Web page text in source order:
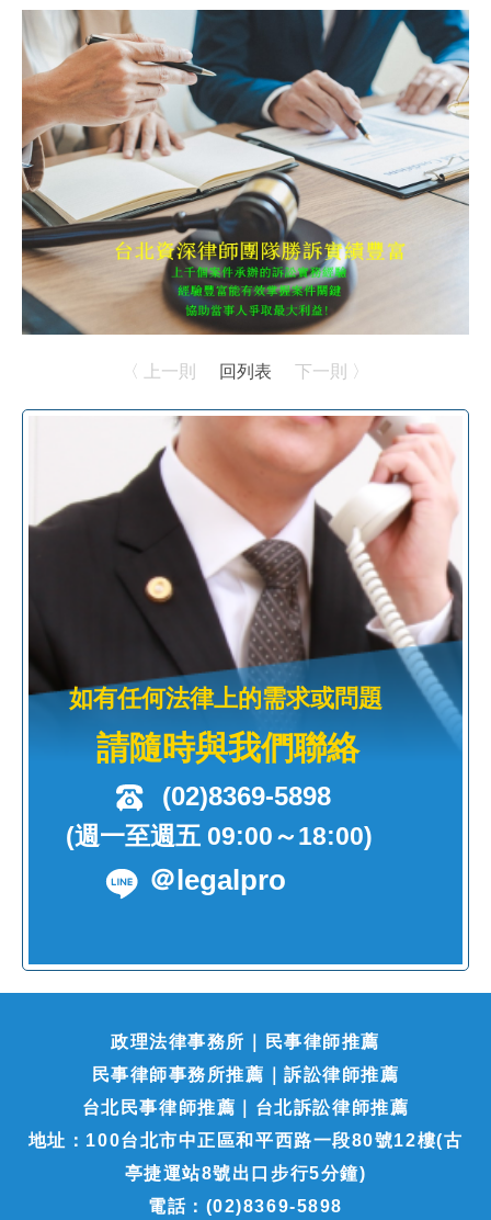
〈 上一則 回列表 下一則 〉
如有任何法律上的需求或問題
請隨時與我們聯絡
(02)8369-5898
(週一至週五 09:00～18:00)
＠legalpro
政理法律事務所｜民事律師推薦
民事律師事務所推薦｜訴訟律師推薦
台北民事律師推薦｜台北訴訟律師推薦
地址：100台北市中正區和平西路一段80號12樓(古
亭捷運站8號出口步行5分鐘)
電話：(02)8369-5898